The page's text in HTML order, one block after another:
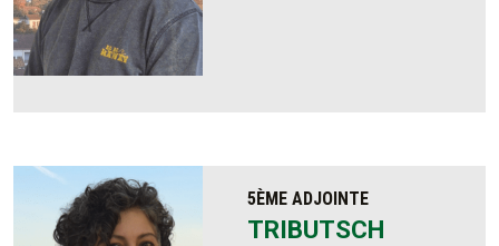
5ÈME ADJOINTE
TRIBUTSCH